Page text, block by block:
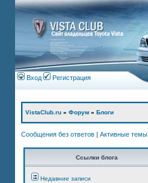
Вход Регистрация
VistaClub.ru » Форум » Блоги
Сообщения без ответов | Активные темы
Ссылки блога
Недавние записи